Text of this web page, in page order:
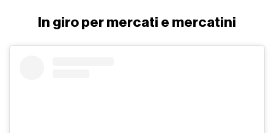
In giro per mercati e mercatini